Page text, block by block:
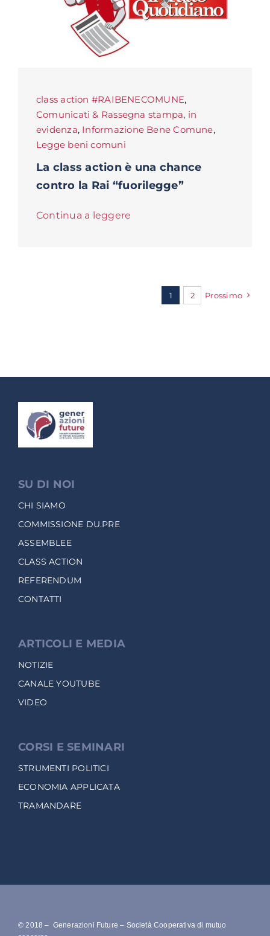
class action #RAIBENECOMUNE,
Comunicati & Rassegna stampa, in
evidenza, Informazione Bene Comune,
Legge beni comuni
La class action è una chance
contro la Rai “fuorilegge”
Continua a leggere
1 2 Prossimo
SU DI NOI
CHI SIAMO
COMMISSIONE DU.PRE
ASSEMBLEE
CLASS ACTION
REFERENDUM
CONTATTI
ARTICOLI E MEDIA
NOTIZIE
CANALE YOUTUBE
VIDEO
CORSI E SEMINARI
STRUMENTI POLITICI
ECONOMIA APPLICATA
TRAMANDARE
© 2018 – Generazioni Future – Società Cooperativa di mutuo